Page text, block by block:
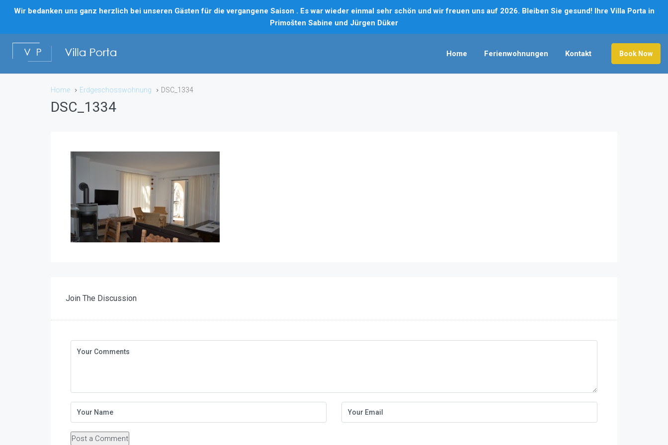
Wir bedanken uns ganz herzlich bei unseren Gästen für die vergangene Saison . Es war wieder einmal sehr schön und wir freuen uns auf 2026. Bleiben Sie gesund! Ihre Villa Porta in
Primošten Sabine und Jürgen Düker
Home Ferienwohnungen Kontakt Book Now
Home Erdgeschosswohnung DSC_1334
DSC_1334
Join The Discussion